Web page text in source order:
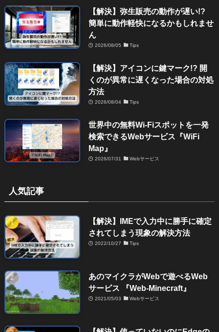
【解決】弥生販売の動作が遅い!?
簡単に動作軽快になるかもしれませ
ん
2026/08/05 Tips
【解決】アイコンに鍵マーク!? 開
くのが異常に遅くなった場合の対処
方法
2026/08/04 Tips
世界中の無料Wi-Fiスポットを一発
検索できるWebサービス『WiFi
Map』
2026/07/31 Webサービス
人気記事
【解決】IMEで入力中に勝手に確定
されてしまう現象の解決方法
2022/10/27 Tips
あのマイクラがWebで遊べるWeb
サービス 『Web-Minecraft』
2021/05/03 Webサービス